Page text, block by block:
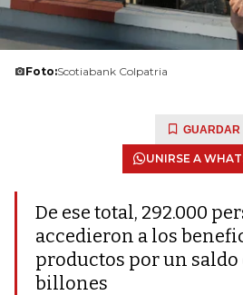
Foto:Scotiabank Colpatria
GUARDAR
UNIRSE A
De ese total, 292.000
accedieron a los
productos por un saldo
billones